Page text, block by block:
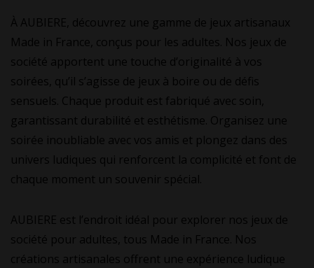
À AUBIERE, découvrez une gamme de jeux artisanaux
Made in France, conçus pour les adultes. Nos jeux de
société apportent une touche d’originalité à vos
soirées, qu’il s’agisse de jeux à boire ou de défis
sensuels. Chaque produit est fabriqué avec soin,
garantissant durabilité et esthétisme. Organisez une
soirée inoubliable avec vos amis et plongez dans des
univers ludiques qui renforcent la complicité et font de
chaque moment un souvenir spécial.
AUBIERE est l’endroit idéal pour explorer nos jeux de
société pour adultes, tous Made in France. Nos
créations artisanales offrent une expérience ludique